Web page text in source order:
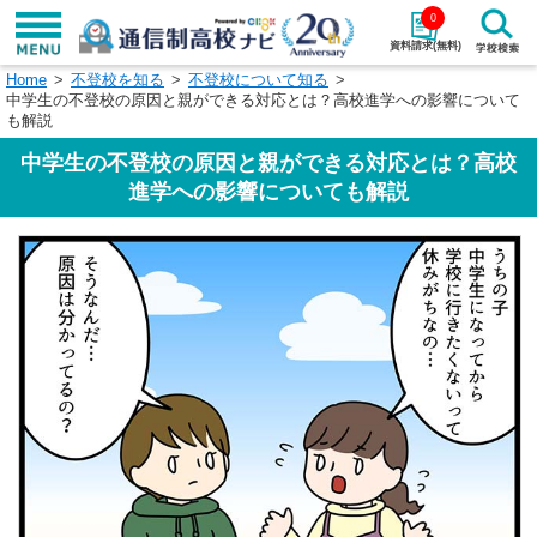
資料請求(無料)
0
学校名で探す
検索
エリアから探す 特徴から探す
北海道・東北
北陸・甲信越
近畿 中国
九州・沖縄
Home 不登校を知る
不登校について知る
中学生の不登校の原因と親ができる対応とは？高校進学への影響について
も解説
中学生の不登校の原因と親ができる対応とは？高校
進学への影響についても解説